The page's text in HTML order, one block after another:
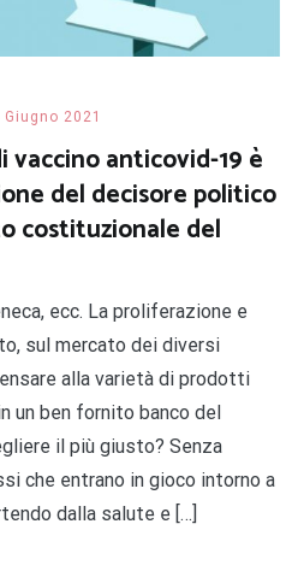
Giugno 2021
vaccino anticovid-19 è
del decisore politico
costituzionale del
ecc. La proliferazione e
sul mercato dei diversi
alla varietà di prodotti
un ben fornito banco del
il più giusto? Senza
che entrano in gioco intorno a
dalla salute e […]